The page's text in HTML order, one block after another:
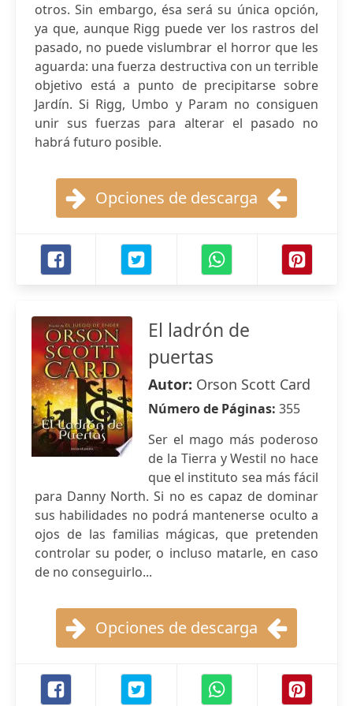
otros. Sin embargo, ésa será su única opción,
ya que, aunque Rigg puede ver los rastros del
pasado, no puede vislumbrar el horror que les
aguarda: una fuerza destructiva con un terrible
objetivo está a punto de precipitarse sobre
Jardín. Si Rigg, Umbo y Param no consiguen
unir sus fuerzas para alterar el pasado no
habrá futuro posible.
Opciones de descarga
El ladrón de
puertas
Autor: Orson Scott Card
Número de Páginas: 355
Ser el mago más poderoso
de la Tierra y Westil no hace
que el instituto sea más fácil
para Danny North. Si no es capaz de dominar
sus habilidades no podrá mantenerse oculto a
ojos de las familias mágicas, que pretenden
controlar su poder, o incluso matarle, en caso
de no conseguirlo...
Opciones de descarga